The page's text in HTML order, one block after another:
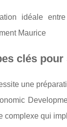
idéale
Maurice
clés
une
complexe qui